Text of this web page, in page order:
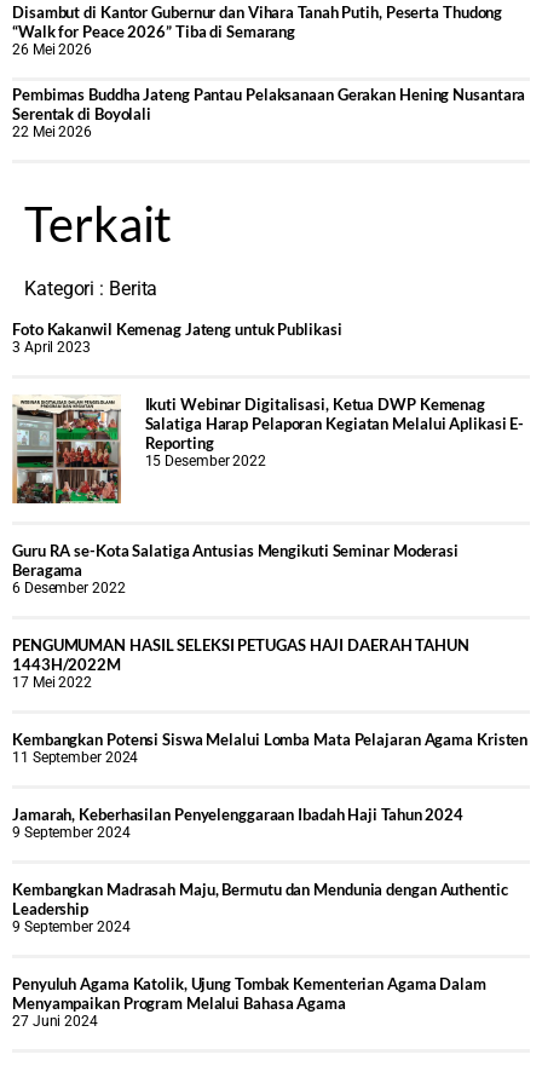
Disambut di Kantor Gubernur dan Vihara Tanah Putih, Peserta Thudong
“Walk for Peace 2026” Tiba di Semarang
26 Mei 2026
‎Pembimas Buddha Jateng Pantau Pelaksanaan Gerakan Hening Nusantara
Serentak di Boyolali
22 Mei 2026
Terkait
Kategori : Berita
Foto Kakanwil Kemenag Jateng untuk Publikasi
3 April 2023
Ikuti Webinar Digitalisasi, Ketua DWP Kemenag
Salatiga Harap Pelaporan Kegiatan Melalui Aplikasi E-
Reporting
15 Desember 2022
Guru RA se-Kota Salatiga Antusias Mengikuti Seminar Moderasi
Beragama
6 Desember 2022
PENGUMUMAN HASIL SELEKSI PETUGAS HAJI DAERAH TAHUN
1443H/2022M
17 Mei 2022
Kembangkan Potensi Siswa Melalui Lomba Mata Pelajaran Agama Kristen
11 September 2024
Jamarah, Keberhasilan Penyelenggaraan Ibadah Haji Tahun 2024
9 September 2024
Kembangkan Madrasah Maju, Bermutu dan Mendunia dengan Authentic
Leadership
9 September 2024
Penyuluh Agama Katolik, Ujung Tombak Kementerian Agama Dalam
Menyampaikan Program Melalui Bahasa Agama
27 Juni 2024